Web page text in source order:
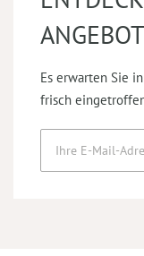
Es erwarten Sie
frisch